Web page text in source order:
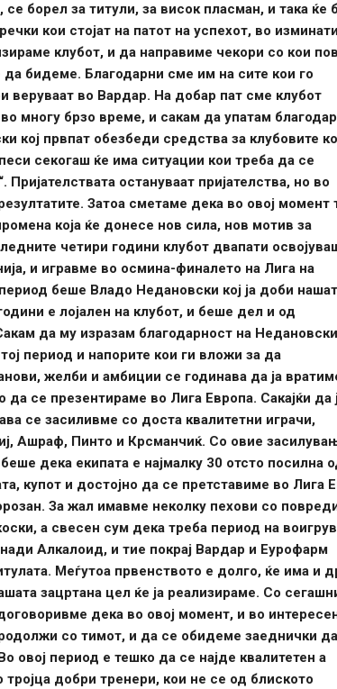
борел за титули, за висок пласман, и така ќе
кои стојат на патот на успехот, во
клубот, и да направиме чекори со кои
да бидеме. Благодарни сме им на сите кои го
веруваат во Вардар. На добар пат сме клубот
многу брзо време, и сакам да упатам
кој првпат обезбеди средства за клубовите
секогаш ќе има ситуации кои треба да се
остануваат пријателства, но во
Затоа сметаме дека во овој момент
која ќе донесе нов сила, нов мотив за
четири години клубот двапати
и игравме во осмина-финалето на Лига на
беше Владо Недановски кој ја доби
е лојален на клубот, и беше дел и од
да му изразам благодарност на
период и напорите кои ги вложи за да
желби и амбиции се годинава да ја
да се презентираме во Лига Европа. Сакајќи да
се засиливме со доста квалитетни играчи,
Ашраф, Пинто и Крсманчиќ. Со овие
дека екипата е најмалку 30 отсто посилна
купот и достојно да се претставиме во Лига
За жал имавме неколку пехови со
а свесен сум дека треба период на
Алкалоид, и тие покрај Вардар и Еурофарм
Меѓутоа првенството е долго, ќе има и
зацртана цел ќе ја реализираме. Со
дека во овој момент, и во
со тимот, и да се обидеме заеднички
овој период е тешко да се најде квалитетен а
добри тренери, кои не се од блиското